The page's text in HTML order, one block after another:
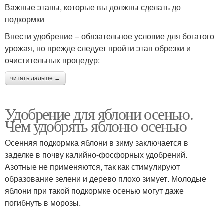
Важные этапы, которые вы должны сделать до
подкормки
Внести удобрение – обязательное условие для богатого
урожая, но прежде следует пройти этап обрезки и
очистительных процедур:
читать дальше →
Удобрение для яблони осенью.
Чем удобрять яблоню осенью
Осенняя подкормка яблони в зиму заключается в
заделке в почву калийно-фосфорных удобрений.
Азотные не применяются, так как стимулируют
образование зелени и дерево плохо зимует. Молодые
яблони при такой подкормке осенью могут даже
погибнуть в морозы.